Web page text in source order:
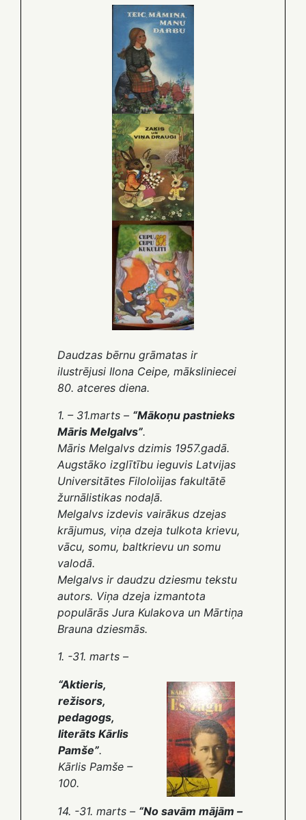
Daudzas bērnu grāmatas ir
ilustrējusi Ilona Ceipe, māksliniecei
80. atceres diena.
1. – 31.marts – “Mākoņu pastnieks
Māris Melgalvs”.
Māris Melgalvs dzimis 1957.gadā.
Augstāko izglītību ieguvis Latvijas
Universitātes Filoloìijas fakultātē
žurnālistikas nodaļā.
Melgalvs izdevis vairākus dzejas
krājumus, viņa dzeja tulkota krievu,
vācu, somu, baltkrievu un somu
valodā.
Melgalvs ir daudzu dziesmu tekstu
autors. Viņa dzeja izmantota
populārās Jura Kulakova un Mārtiņa
Brauna dziesmās.
1. -31. marts –
“Aktieris,
režisors,
pedagogs,
literāts Kārlis
Pamše”.
Kārlis Pamše –
100.
14. -31. marts – “No savām mājām –